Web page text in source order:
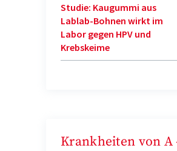
Studie: Kaugummi aus
Lablab-Bohnen wirkt im
Labor gegen HPV und
Krebskeime
Krankheiten von A